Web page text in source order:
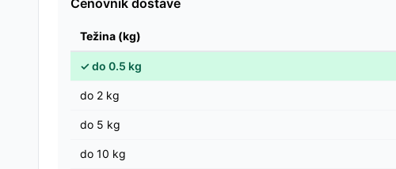
Cenovnik dostave
Težina (kg)
✓do 0.5 kg
do 2 kg
do 5 kg
do 10 kg